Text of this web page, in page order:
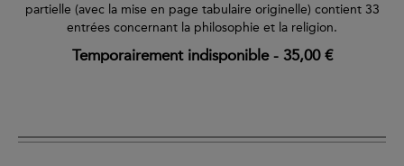
partielle (avec la mise en page tabulaire originelle) contient 33
entrées concernant la philosophie et la religion.
Temporairement indisponible- 35,00 €